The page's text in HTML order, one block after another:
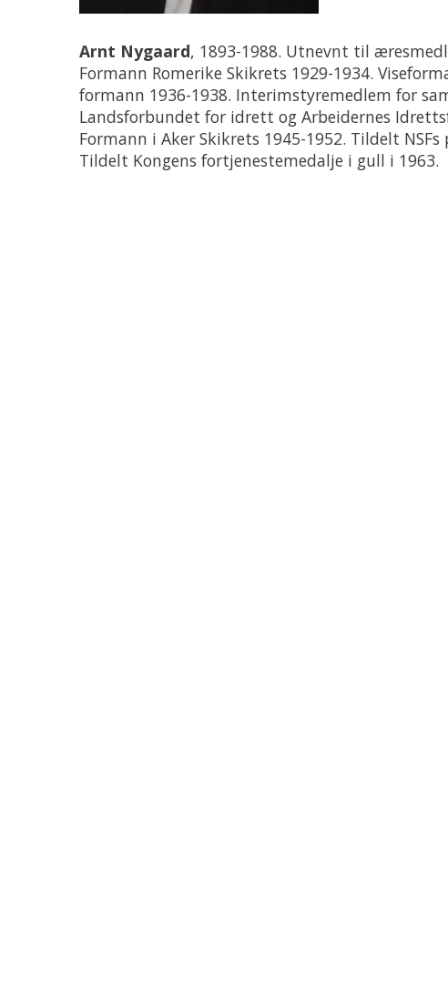
Arnt Nygaard, 1893-1988. Utnevnt til
Formann Romerike Skikrets 1929-1934.
formann 1936-1938. Interimstyremedlem for
Landsforbundet for idrett og Arbeidernes
Formann i Aker Skikrets 1945-1952. Tildelt NSFs
Tildelt Kongens fortjenestemedalje i gull i 1963.